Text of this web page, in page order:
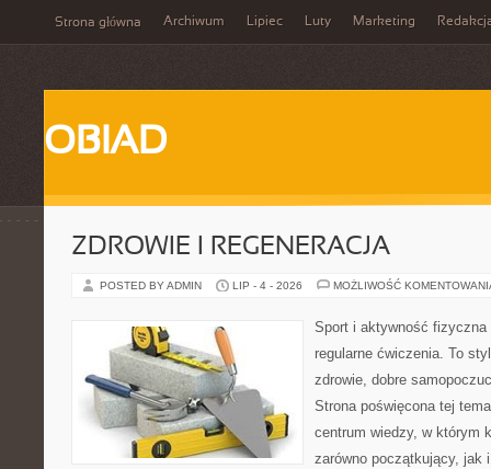
Strona główna Archiwum Lipiec Luty Marketing
OBIAD
ZDROWIE I REGENERACJA
POSTED BY ADMIN LIP - 4 - 2026 MOŻLIWOŚĆ
Sport i aktywność
regularne ćwiczenia. To
zdrowie, dobre
Strona poświęcona tej
centrum wiedzy, w którym
zarówno początkujący, jak